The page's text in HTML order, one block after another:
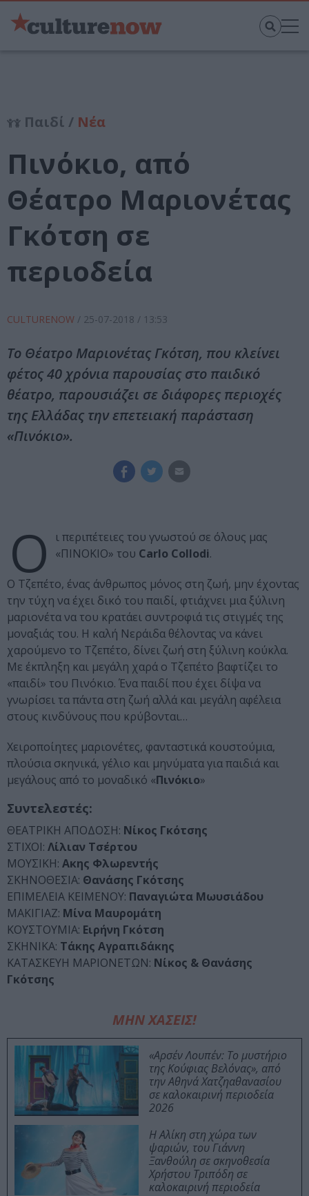
Παιδί / Νέα
Πινόκιο, από
Θέατρο Μαριονέτας
Γκότση σε
περιοδεία
CULTURENOW / 25-07-2018 / 13:53
Το Θέατρο Μαριονέτας Γκότση, που κλείνει
φέτος 40 χρόνια παρουσίας στο παιδικό
θέατρο, παρουσιάζει σε διάφορες περιοχές
της Ελλάδας την επετειακή παράσταση
«Πινόκιο».
Ο
ι περιπέτειες του γνωστού σε όλους μας
«ΠΙΝΟΚΙΟ» του Carlo Collodi.
Ο Τζεπέτο, ένας άνθρωπος μόνος στη ζωή, μην έχοντας
την τύχη να έχει δικό του παιδί, φτιάχνει μια ξύλινη
μαριονέτα να του κρατάει συντροφιά τις στιγμές της
μοναξιάς του. Η καλή Νεράιδα θέλοντας να κάνει
χαρούμενο το Τζεπέτο, δίνει ζωή στη ξύλινη κούκλα.
Με έκπληξη και μεγάλη χαρά ο Τζεπέτο βαφτίζει το
«παιδί» του Πινόκιο. Ένα παιδί που έχει δίψα να
γνωρίσει τα πάντα στη ζωή αλλά και μεγάλη αφέλεια
στους κινδύνους που κρύβονται…
Χειροποίητες μαριονέτες, φανταστικά κουστούμια,
πλούσια σκηνικά, γέλιο και μηνύματα για παιδιά και
μεγάλους από το μοναδικό «Πινόκιο»
Συντελεστές:
ΘΕΑΤΡΙΚΗ ΑΠΟΔΟΣΗ: Νίκος Γκότσης
ΣΤΙΧΟΙ: Λίλιαν Τσέρτου
ΜΟΥΣΙΚΗ: Ακης Φλωρεντής
ΣΚΗΝΟΘΕΣΙΑ: Θανάσης Γκότσης
ΕΠΙΜΕΛΕΙΑ ΚΕΙΜΕΝΟΥ: Παναγιώτα Μωυσιάδου
ΜΑΚΙΓΙΑΖ: Μίνα Μαυρομάτη
ΚΟΥΣΤΟΥΜΙΑ: Ειρήνη Γκότση
ΣΚΗΝΙΚΑ: Τάκης Αγραπιδάκης
ΚΑΤΑΣΚΕΥΗ ΜΑΡΙΟΝΕΤΩΝ: Νίκος & Θανάσης
Γκότσης
ΜΗΝ ΧΑΣΕΙΣ!
«Αρσέν Λουπέν: Το μυστήριο
της Κούφιας Βελόνας», από
την Αθηνά Χατζηαθανασίου
σε καλοκαιρινή περιοδεία
2026
Η Αλίκη στη χώρα των
ψαριών, του Γιάννη
Ξανθούλη σε σκηνοθεσία
Χρήστου Τριπόδη σε
καλοκαιρινή περιοδεία